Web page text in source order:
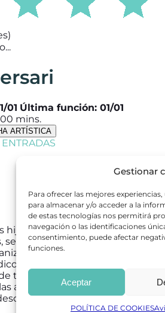
Gestionar
Para ofrecer las mejores
para almacenar y/o acceder a la
de estas tecnologías nos permitirá
navegación o las identificaciones
consentimiento, puede afectar
funciones.
Aceptar
POLÍTICA DE COOKIES
01 Última función: 01/01
mins.
ARTÍSTICA
a sus padres, a su perro e
supo que no era médico,
Mundial de la Salud, y
ni otra cosa: ni espía, ni
tan difícil que es admitir que
áreas de servicio de las
prefirió matar a los